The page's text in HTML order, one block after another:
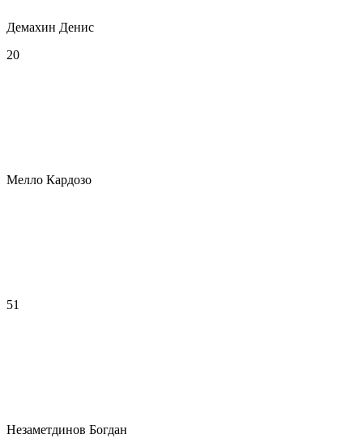
Демахин Денис
20
Мелло Кардозо
51
Незаметдинов Богдан